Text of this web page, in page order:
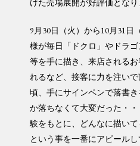
けた売場展開が好評価となり
9月30日（火）から10月31日
様が毎日「ドクロ」やドラゴ
等を手に描き、来店される
れるなど、接客に力を注い
頃、手にサインペンで落書
か落ちなくて大変だった・
験をもとに、どんなに描いて
という事を一番にアピールし